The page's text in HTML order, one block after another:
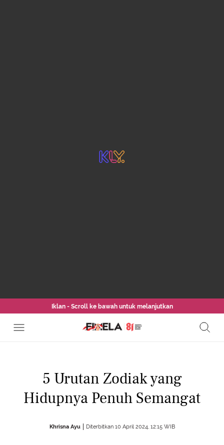
Iklan - Scroll ke bawah untuk melanjutkan
5 Urutan Zodiak yang
Hidupnya Penuh Semangat
Khrisna Ayu Diterbitkan 10 April 2024, 12:15 WIB